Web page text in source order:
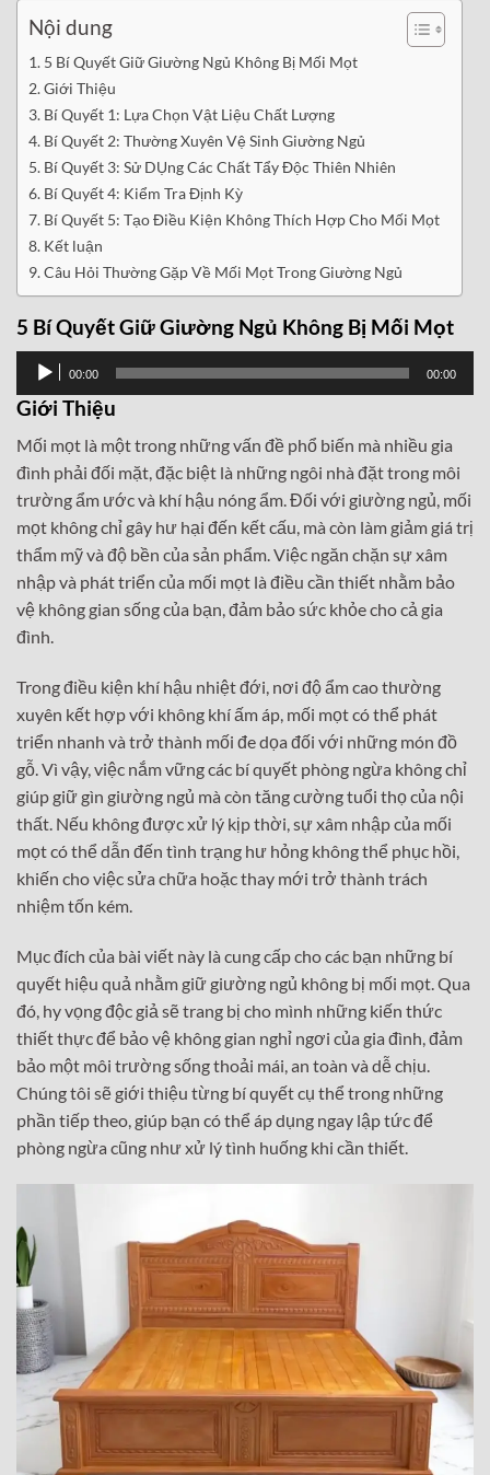
Nội dung
5 Bí Quyết Giữ Giường Ngủ Không Bị Mối Mọt
Giới Thiệu
Bí Quyết 1: Lựa Chọn Vật Liệu Chất Lượng
Bí Quyết 2: Thường Xuyên Vệ Sinh Giường Ngủ
Bí Quyết 3: Sử DỤng Các Chất Tẩy Độc Thiên Nhiên
Bí Quyết 4: Kiểm Tra Định Kỳ
Bí Quyết 5: Tạo Điều Kiện Không Thích Hợp Cho Mối Mọt
Kết luận
Câu Hỏi Thường Gặp Về Mối Mọt Trong Giường Ngủ
5 Bí Quyết Giữ Giường Ngủ Không Bị Mối Mọt
Trình
phát
âm
thanh
00:00 00:00
Giới Thiệu
Mối mọt là một trong những vấn đề phổ biến mà nhiều gia
đình phải đối mặt, đặc biệt là những ngôi nhà đặt trong môi
trường ẩm ước và khí hậu nóng ẩm. Đối với giường ngủ, mối
mọt không chỉ gây hư hại đến kết cấu, mà còn làm giảm giá trị
thẩm mỹ và độ bền của sản phẩm. Việc ngăn chặn sự xâm
nhập và phát triển của mối mọt là điều cần thiết nhằm bảo
vệ không gian sống của bạn, đảm bảo sức khỏe cho cả gia
đình.
Trong điều kiện khí hậu nhiệt đới, nơi độ ẩm cao thường
xuyên kết hợp với không khí ấm áp, mối mọt có thể phát
triển nhanh và trở thành mối đe dọa đối với những món đồ
gỗ. Vì vậy, việc nắm vững các bí quyết phòng ngừa không chỉ
giúp giữ gìn giường ngủ mà còn tăng cường tuổi thọ của nội
thất. Nếu không được xử lý kịp thời, sự xâm nhập của mối
mọt có thể dẫn đến tình trạng hư hỏng không thể phục hồi,
khiến cho việc sửa chữa hoặc thay mới trở thành trách
nhiệm tốn kém.
Mục đích của bài viết này là cung cấp cho các bạn những bí
quyết hiệu quả nhằm giữ giường ngủ không bị mối mọt. Qua
đó, hy vọng độc giả sẽ trang bị cho mình những kiến thức
thiết thực để bảo vệ không gian nghỉ ngơi của gia đình, đảm
bảo một môi trường sống thoải mái, an toàn và dễ chịu.
Chúng tôi sẽ giới thiệu từng bí quyết cụ thể trong những
phần tiếp theo, giúp bạn có thể áp dụng ngay lập tức để
phòng ngừa cũng như xử lý tình huống khi cần thiết.